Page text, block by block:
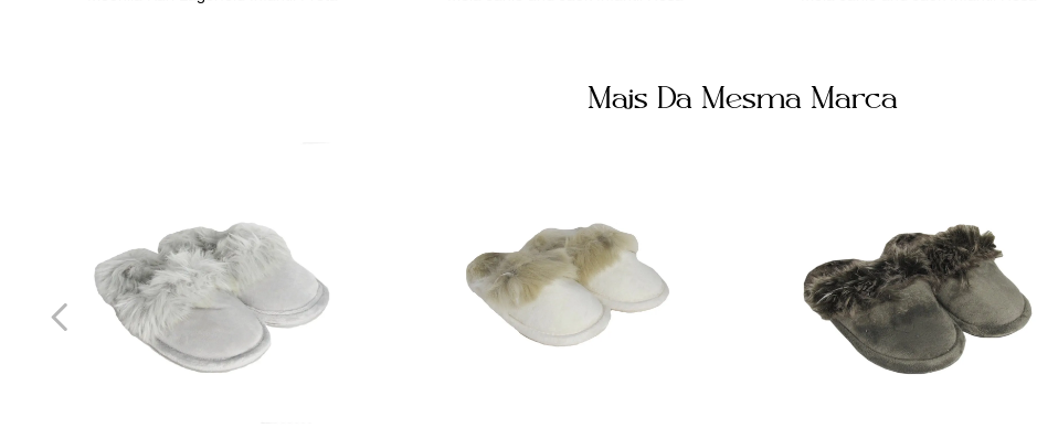
Mais Da Mesma Marca